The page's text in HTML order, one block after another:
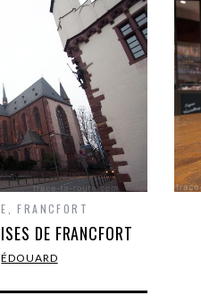
,FRANCFORT
DE FRANCFORT
ÉDOUARD